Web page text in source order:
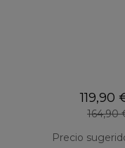
119,90
164,90
Precio